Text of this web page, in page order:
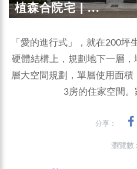
植森合院宅 | ...
「愛的進行式」，就在200坪
硬體結構上，規劃地下一層
層大空間規劃，單層使用面
3房的住家空間。
分享：
瀏覽數